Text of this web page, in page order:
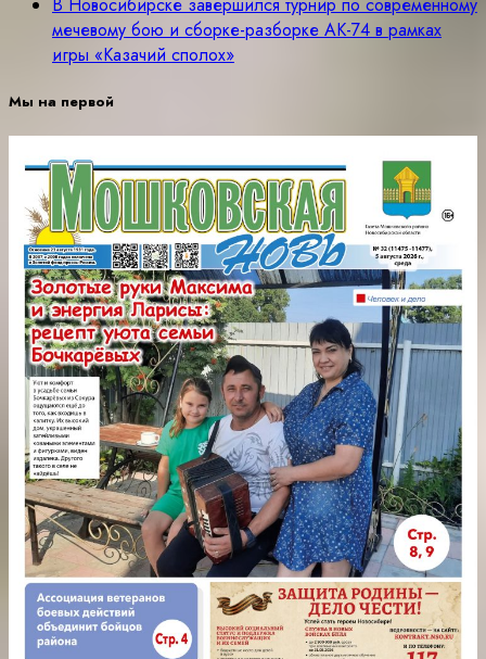
мечевому бою и сборке-разборке АК-74 в рамках
игры «Казачий сполох»
Мы на первой